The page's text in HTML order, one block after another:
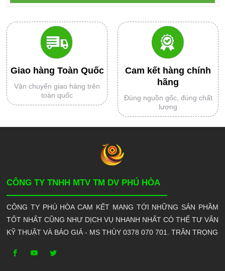
Giao hàng Toàn Quốc
Vận chuyển giao hàng trên
toàn quốc
Cam kết hàng chính
hãng
Đúng nguồn gốc, đúng chất
lượng
CÔNG TY TNHH MTV TM DV PHÚ HÒA
CÔNG TY PHÚ HÒA CAM KẾT MANG TỚI NHỮNG SẢN PHẦM
TỐT NHẤT CŨNG NHƯ DỊCH VỤ NHANH NHẤT CÓ THỂ TƯ VẤN
KỸ THUẬT VÀ BÁO GIÁ - MS THÙY 0378 070 701. TRÂN TRỌNG